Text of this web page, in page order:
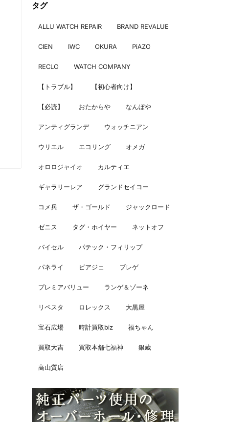
タグ
ALLU WATCH REPAIR BRAND REVALUE
CIEN IWC OKURA PiAZO
RECLO WATCH COMPANY
【トラブル】 【初心者向け】
【必読】 おたからや なんぼや
アンティグランデ ウォッチニアン
ウリエル エコリング オメガ
オロロジャイオ カルティエ
ギャラリーレア グランドセイコー
コメ兵 ザ・ゴールド ジャックロード
ゼニス タグ・ホイヤー ネットオフ
バイセル パテック・フィリップ
パネライ ピアジェ ブレゲ
プレミアバリュー ランゲ＆ゾーネ
リペスタ ロレックス 大黒屋
宝石広場 時計買取biz 福ちゃん
買取大吉 買取本舗七福神 銀蔵
高山質店